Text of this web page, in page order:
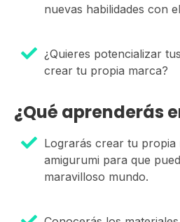
nuevas habilidades con
¿Quieres potencializar
crear tu propia marca?
¿Qué aprenderás
Lograrás crear tu propia
amigurumi para que
maravilloso mundo.